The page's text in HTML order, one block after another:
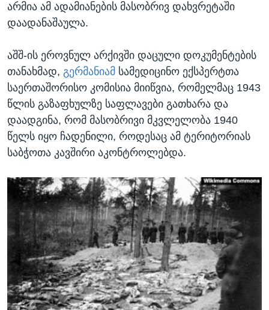
არმია ამ ადამიანების მასობრივ დახვრეტაში
დაადანაშაულა.
აშშ-ის ეროვნულ არქივში დაცული დოკუმენტების
თანახმად, გერმანიამ სამედიცინო ექსპერტთა
საერთაშორისო კომისია მიიწვია, რომელმაც 1943
წლის გაზაფხულზე საფლავები გათხარა და
დაადგინა, რომ მასობრივი მკვლელობა 1940
წელს იყო ჩადენილი, როდესაც ამ ტერიტორიას
საბჭოთა კავშირი აკონტროლებდა.